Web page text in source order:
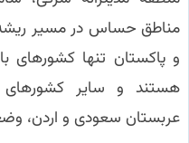
مناطق حساس در مسیر
و پاکستان تنها کشورهای
هستند و سایر کشورهای
عربستان سعودی و اردن،